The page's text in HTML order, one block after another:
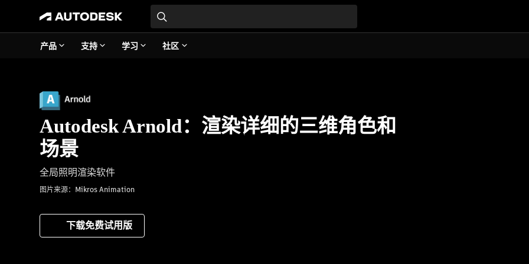
产品 支持 学习 社区
Autodesk Arnold：渲染详细的三维角色和
场景
全局照明渲染软件
图片来源：Mikros Animation
下载免费试用版